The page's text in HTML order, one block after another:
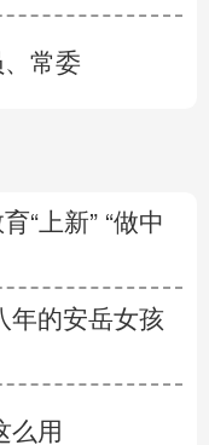
常委
“上新” “做中
年的安岳女孩
么用